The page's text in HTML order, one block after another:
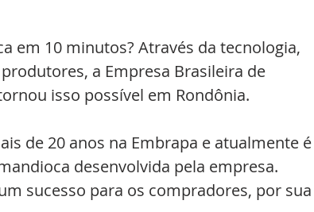
em 10 minutos? Através da tecnologia,
a Empresa Brasileira de
isso possível em Rondônia.
de 20 anos na Embrapa e atualmente
desenvolvida pela empresa.
sucesso para os compradores, por